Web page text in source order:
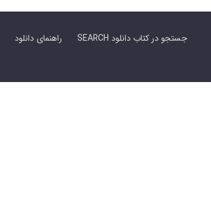
راهنمای دانلود SEARCH جستجو در کتاب دانلود